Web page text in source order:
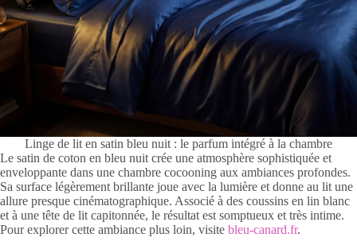
Linge de lit en satin bleu nuit : le parfum intégré à la chambre
Le satin de coton en bleu nuit crée une atmosphère sophistiquée et
enveloppante dans une chambre cocooning aux ambiances profondes.
Sa surface légèrement brillante joue avec la lumière et donne au lit une
allure presque cinématographique. Associé à des coussins en lin blanc
et à une tête de lit capitonnée, le résultat est somptueux et très intime.
Pour explorer cette ambiance plus loin, visite bleu-canard.fr.